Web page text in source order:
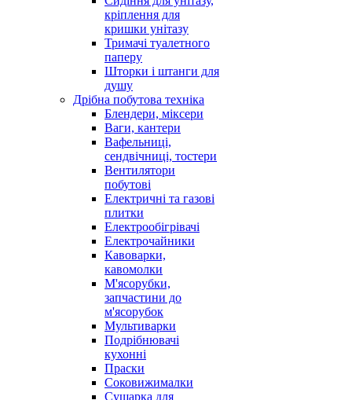
кріплення для
кришки унітазу
Тримачі туалетного
паперу
Шторки і штанги для
душу
Дрібна побутова техніка
Блендери, міксери
Ваги, кантери
Вафельниці,
сендвічниці, тостери
Вентилятори
побутові
Електричні та газові
плитки
Електрообігрівачі
Електрочайники
Кавоварки,
кавомолки
М'ясорубки,
запчастини до
м'ясорубок
Мультиварки
Подрібнювачі
кухонні
Праски
Соковижималки
Сушарка для